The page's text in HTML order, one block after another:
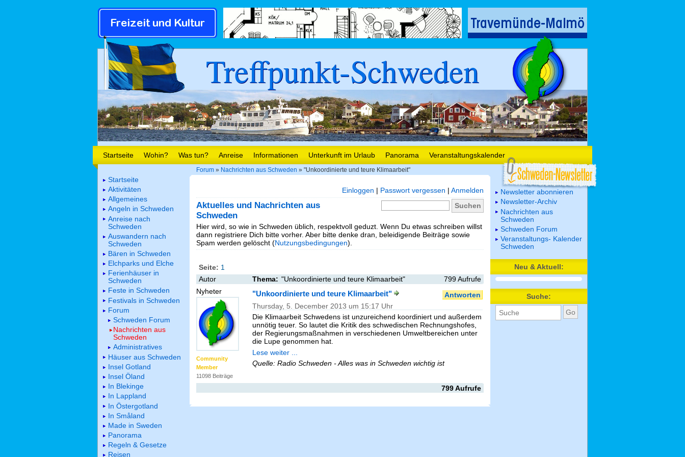
Treffpunkt-Schweden
Startseite Wohin? Was tun? Anreise Informationen Unterkunft im Urlaub Panorama Veranstaltungskalender
Forum » Nachrichten aus Schweden » "Unkoordinierte und teure Klimaarbeit"
Einloggen | Passwort vergessen | Anmelden
Aktuelles und Nachrichten aus
Schweden
Hier wird, so wie in Schweden üblich, respektvoll geduzt. Wenn Du etwas schreiben willst
dann registriere Dich bitte vorher. Aber bitte denke dran, beleidigende Beiträge sowie
Spam werden gelöscht (Nutzungsbedingungen).
Seite: 1
Autor
Thema: "Unkoordinierte und teure Klimaarbeit"
799 Aufrufe
Nyheter
Community
Member
11098 Beiträge
Antworten
"Unkoordinierte und teure Klimaarbeit"
Thursday, 5. December 2013 um 15:17 Uhr
Die Klimaarbeit Schwedens ist unzureichend koordiniert und außerdem
unnötig teuer. So lautet die Kritik des schwedischen Rechnungshofes,
der Regierungsmaßnahmen in verschiedenen Umweltbereichen unter
die Lupe genommen hat.
Lese weiter ...
Quelle: Radio Schweden - Alles was in Schweden wichtig ist
799 Aufrufe
Startseite
Aktivitäten
Allgemeines
Angeln in Schweden
Anreise nach
Schweden
Auswandern nach
Schweden
Bären in Schweden
Elchparks und Elche
Ferienhäuser in
Schweden
Feste in Schweden
Festivals in Schweden
Forum
Schweden Forum
Nachrichten aus
Schweden
Administratives
Häuser aus Schweden
Insel Gotland
Insel Öland
In Blekinge
In Lappland
In Östergotland
In Småland
Made in Sweden
Panorama
Regeln & Gesetze
Reisen
Newsletter abonnieren
Newsletter-Archiv
Nachrichten aus
Schweden
Schweden Forum
Veranstaltungs- Kalender
Schweden
Neu & Aktuell:
Suche: